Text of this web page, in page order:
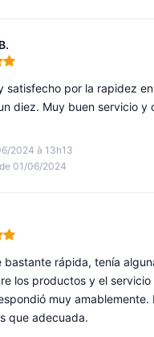
5
2024 à 13h13
01/06/2024
satisfecho por la rapidez
diez. Muy buen servicio y
5
bastante rápida, tenía
los productos y el
muy amablemente.
que adecuada.